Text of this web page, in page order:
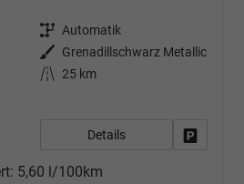
Getriebe Automatik
Außenfarbe
Grenadillschwarz Metallic
Kilometerstand
25 km
Details
5,60 l/100km